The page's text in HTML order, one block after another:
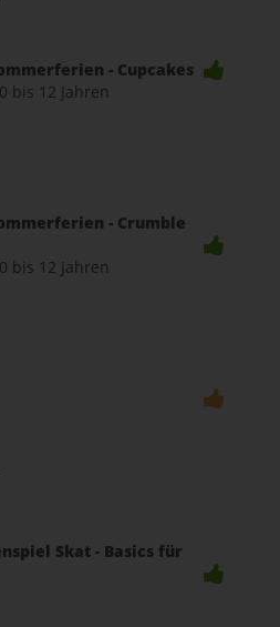
- Cupcakes
bis 12 Jahren
- Crumble
bis 12 Jahren
Skat - Basics für